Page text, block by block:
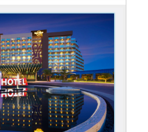
Adventure